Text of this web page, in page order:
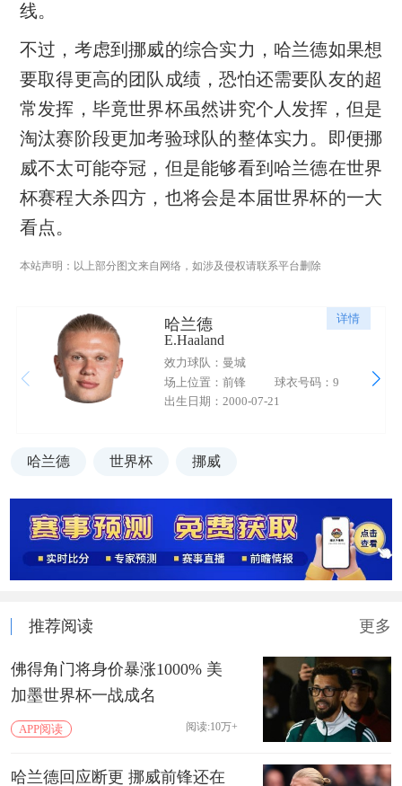
线。
不过，考虑到挪威的综合实力，哈兰德如果想
要取得更高的团队成绩，恐怕还需要队友的超
常发挥，毕竟世界杯虽然讲究个人发挥，但是
淘汰赛阶段更加考验球队的整体实力。即便挪
威不太可能夺冠，但是能够看到哈兰德在世界
杯赛程大杀四方，也将会是本届世界杯的一大
看点。
本站声明：以上部分图文来自网络，如涉及侵权请联系平台删除
详情
哈兰德
E.Haaland
效力球队：曼城
场上位置：前锋
球衣号码：9
出生日期：2000-07-21
哈兰德 世界杯 挪威
推荐阅读 更多
佛得角门将身价暴涨1000% 美
加墨世界杯一战成名
APP阅读 阅读:10万+
哈兰德回应断更 挪威前锋还在